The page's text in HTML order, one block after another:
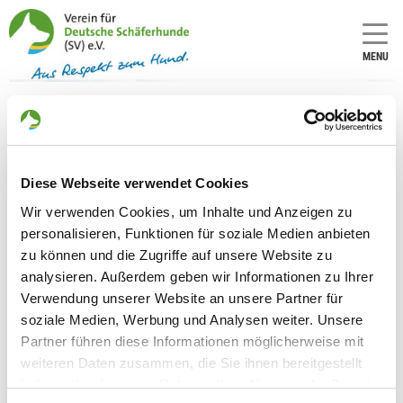
Diese Webseite verwendet Cookies
Wir verwenden Cookies, um Inhalte und Anzeigen zu
personalisieren, Funktionen für soziale Medien anbieten
zu können und die Zugriffe auf unsere Website zu
analysieren. Außerdem geben wir Informationen zu Ihrer
Verwendung unserer Website an unsere Partner für
soziale Medien, Werbung und Analysen weiter. Unsere
Partner führen diese Informationen möglicherweise mit
weiteren Daten zusammen, die Sie ihnen bereitgestellt
haben oder die sie im Rahmen Ihrer Nutzung der Dienste
MENU
Erste Information
zur Dopingkontrolle
auf der
BSZ/Weltchampionat
2024
Die ersten 33 Analyseberichte der
Dopingkontrollen sind in der HG
eingegangen. Wir freuen uns Ihnen